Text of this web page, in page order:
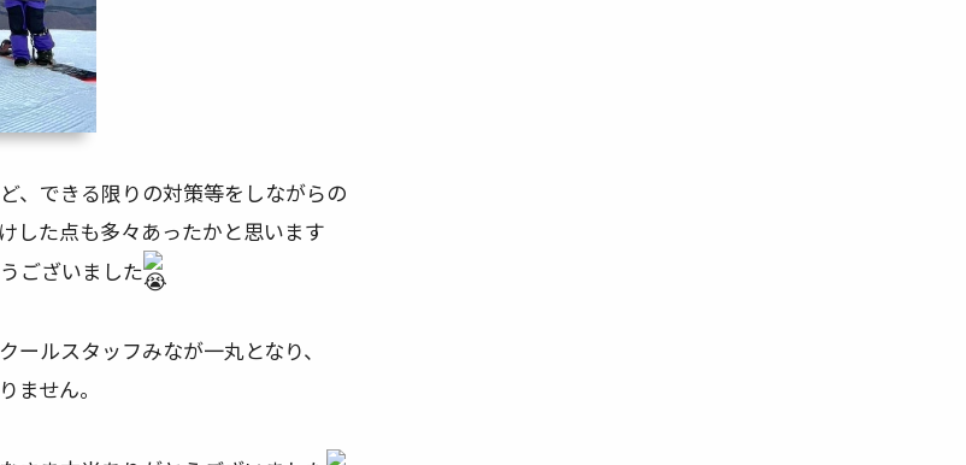
、できる限りの対策等をしながらの
した点も多々あったかと思います
ございました
ルスタッフみなが一丸となり、
ません。